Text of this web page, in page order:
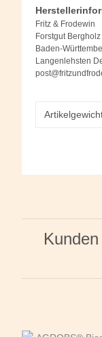
Fritz & Frodewin
Forstgut Bergholz
Baden-
Langenlehsten